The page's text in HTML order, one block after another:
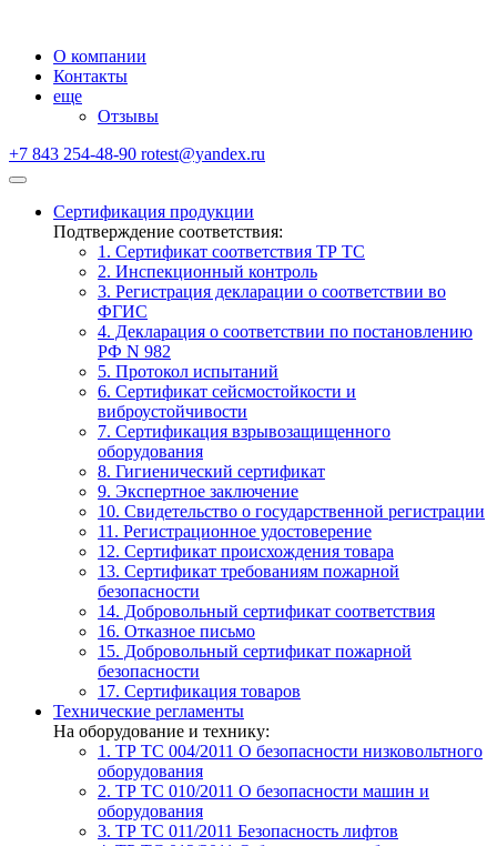
О компании
Контакты
еще
Отзывы
+7 843 254-48-90 rotest@yandex.ru
Сертификация продукции
Подтверждение соответствия:
1. Сертификат соответствия ТР ТС
2. Инспекционный контроль
3. Регистрация декларации о соответствии во
ФГИС
4. Декларация о соответствии по постановлению
РФ N 982
5. Протокол испытаний
6. Сертификат сейсмостойкости и
виброустойчивости
7. Сертификация взрывозащищенного
оборудования
8. Гигиенический сертификат
9. Экспертное заключение
10. Свидетельство о государственной регистрации
11. Регистрационное удостоверение
12. Сертификат происхождения товара
13. Сертификат требованиям пожарной
безопасности
14. Добровольный сертификат соответствия
16. Отказное письмо
15. Добровольный сертификат пожарной
безопасности
17. Сертификация товаров
Технические регламенты
На оборудование и технику:
1. ТР ТС 004/2011 О безопасности низковольтного
оборудования
2. ТР ТС 010/2011 О безопасности машин и
оборудования
3. ТР ТС 011/2011 Безопасность лифтов